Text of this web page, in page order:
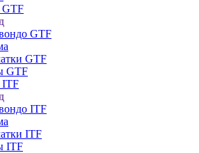
GTF
GTF
GTF
GTF
ITF
ITF
ITF
ITF